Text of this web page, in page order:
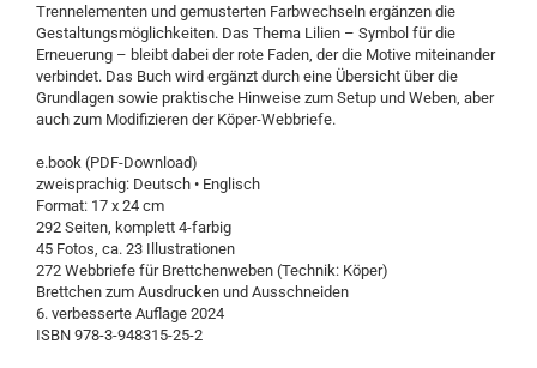
Trennelementen und gemusterten Farbwechseln ergänzen die
Gestaltungsmöglichkeiten. Das Thema Lilien – Symbol für die
Erneuerung – bleibt dabei der rote ­Faden, der die Motive miteinander
verbindet. Das Buch wird ergänzt durch eine Übersicht über die
Grundlagen sowie praktische ­Hinweise zum Setup und Weben, aber
auch zum Modifizieren der Köper-Webbriefe.
e.book (PDF-Download)
zweisprachig: Deutsch • Englisch
Format: 17 x 24 cm
292 Seiten, komplett 4-farbig
45 Fotos, ca. 23 Illustrationen
272 Webbriefe für Brettchenweben (Technik: Köper)
Brettchen zum Ausdrucken und Ausschneiden
6. verbesserte Auflage 2024
ISBN 978-3-948315-25-2